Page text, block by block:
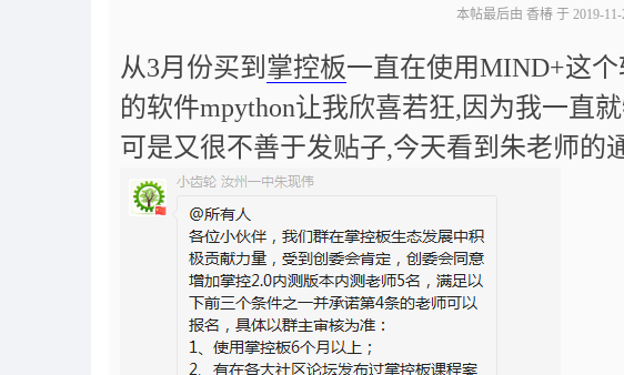
本帖最后由 香椿 于 2019-11-
从3月份买到 掌控板一直在使用MIND+这
的软件mpython让我欣喜若狂,因为我一直
可是又很不善于发贴子,今天看到朱老师的